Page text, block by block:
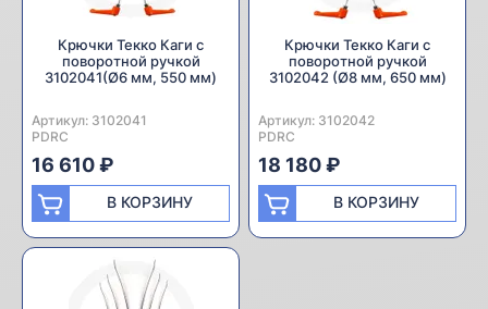
Крючки Текко Каги с
поворотной ручкой
3102041(Ø6 мм, 550 мм)
Артикул: 3102041
Производитель:
PDRC
16 610 ₽
В КОРЗИНУ
Крючки Текко Каги с
поворотной ручкой
3102042 (Ø8 мм, 650 мм)
Артикул: 3102042
Производитель:
PDRC
18 180 ₽
В КОРЗИНУ